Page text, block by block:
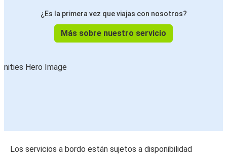
¿Es la primera vez que viajas con nosotros?
Más sobre nuestro servicio
Los servicios a bordo están sujetos a disponibilidad